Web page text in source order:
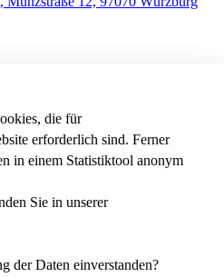
die für
erforderlich sind. Ferner
in einem Statistiktool anonym
Sie in unserer
der Daten einverstanden?
THWS